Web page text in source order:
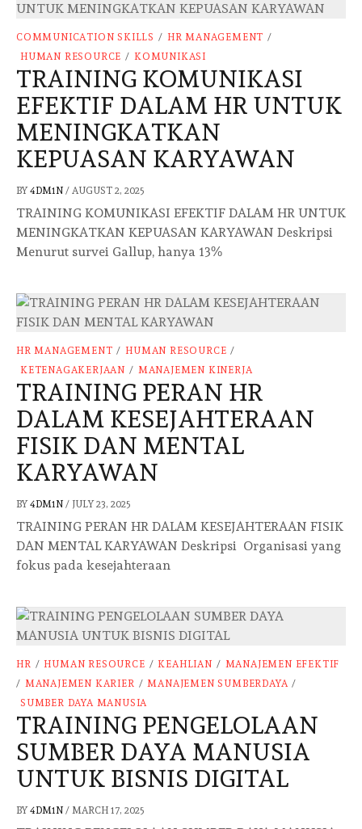
COMMUNICATION SKILLS / HR MANAGEMENT /
HUMAN RESOURCE / KOMUNIKASI
TRAINING KOMUNIKASI
EFEKTIF DALAM HR UNTUK
MENINGKATKAN
KEPUASAN KARYAWAN
BY 4DM1N / AUGUST 2, 2025
TRAINING KOMUNIKASI EFEKTIF DALAM HR UNTUK
MENINGKATKAN KEPUASAN KARYAWAN Deskripsi
Menurut survei Gallup, hanya 13%
HR MANAGEMENT / HUMAN RESOURCE /
KETENAGAKERJAAN / MANAJEMEN KINERJA
TRAINING PERAN HR
DALAM KESEJAHTERAAN
FISIK DAN MENTAL
KARYAWAN
BY 4DM1N / JULY 23, 2025
TRAINING PERAN HR DALAM KESEJAHTERAAN FISIK
DAN MENTAL KARYAWAN Deskripsi Organisasi yang
fokus pada kesejahteraan
HR / HUMAN RESOURCE / KEAHLIAN / MANAJEMEN EFEKTIF
/ MANAJEMEN KARIER / MANAJEMEN SUMBERDAYA /
SUMBER DAYA MANUSIA
TRAINING PENGELOLAAN
SUMBER DAYA MANUSIA
UNTUK BISNIS DIGITAL
BY 4DM1N / MARCH 17, 2025